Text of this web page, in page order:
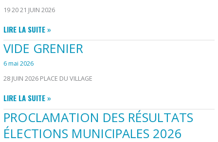
ÉLECTIONS
MUNICIPALES
2026
19 20 21 JUIN 2026
FÊTE
DU
VILLAGE
LIRE LA SUITE »
VIDE GRENIER
6 mai 2026
28 JUIN 2026 PLACE DU VILLAGE
VIDE
GRENIER
LIRE LA SUITE »
PROCLAMATION DES RÉSULTATS
ÉLECTIONS MUNICIPALES 2026